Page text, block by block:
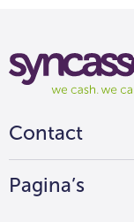
Syncasso
We
we
Contact
Pagina’s